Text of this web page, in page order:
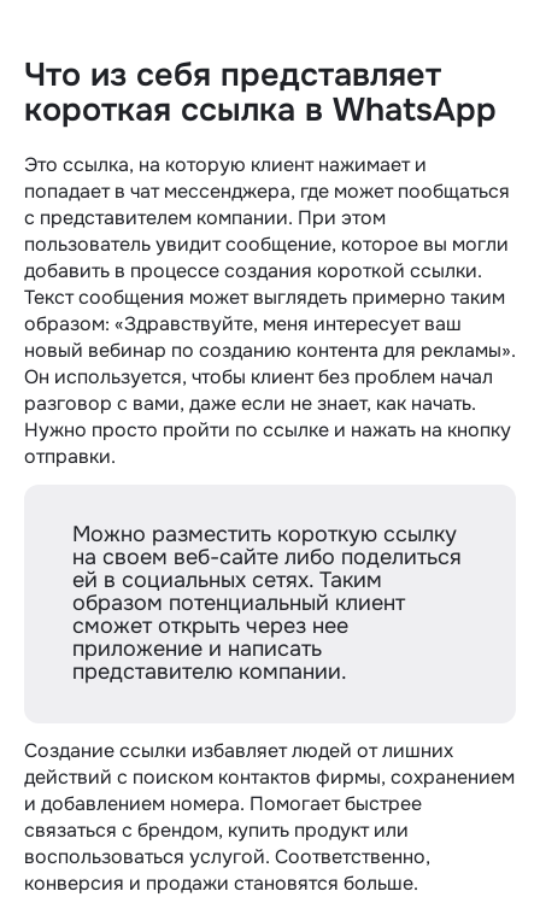
Что из себя представляет
короткая ссылка в WhatsApp
Это ссылка, на которую клиент нажимает и
попадает в чат мессенджера, где может пообщаться
с представителем компании. При этом
пользователь увидит сообщение, которое вы могли
добавить в процессе создания короткой ссылки.
Текст сообщения может выглядеть примерно таким
образом: «Здравствуйте, меня интересует ваш
новый вебинар по созданию контента для рекламы».
Он используется, чтобы клиент без проблем начал
разговор с вами, даже если не знает, как начать.
Нужно просто пройти по ссылке и нажать на кнопку
отправки.
Можно разместить короткую ссылку
на своем веб-сайте либо поделиться
ей в социальных сетях. Таким
образом потенциальный клиент
сможет открыть через нее
приложение и написать
представителю компании.
Создание ссылки избавляет людей от лишних
действий с поиском контактов фирмы, сохранением
и добавлением номера. Помогает быстрее
связаться с брендом, купить продукт или
воспользоваться услугой. Соответственно,
конверсия и продажи становятся больше.